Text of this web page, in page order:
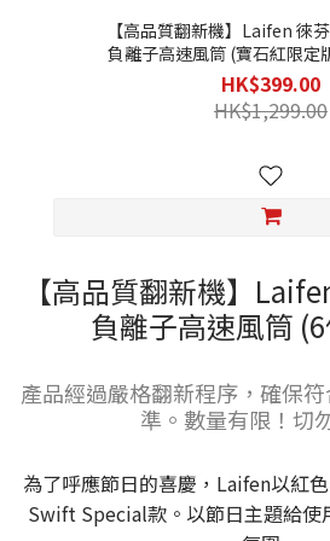
【高品質翻新機】Laifen 徠
負離子高速風筒 (寶石紅限定
不連原包裝盒)
HK$399.00
HK$1,299.00
【高品質翻新機】
負離子高速風筒
產品經過嚴格翻新程序，確保
準。數量有限！切
為了呼應節日的喜慶，Laifen以紅
Swift Special款。以節日主題給使